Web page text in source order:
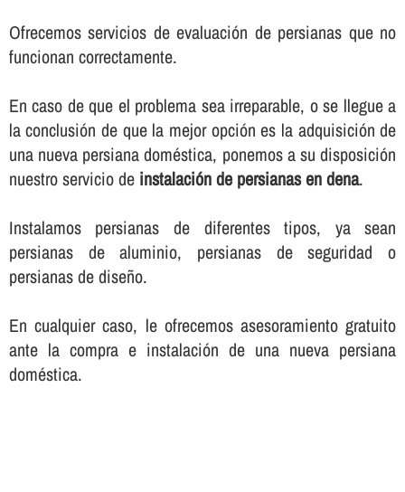
Ofrecemos servicios de evaluación de persianas que no
funcionan correctamente.
En caso de que el problema sea irreparable, o se llegue a
la conclusión de que la mejor opción es la adquisición de
una nueva persiana doméstica, ponemos a su disposición
nuestro servicio de instalación de persianas en dena.
Instalamos persianas de diferentes tipos, ya sean
persianas de aluminio, persianas de seguridad o
persianas de diseño.
En cualquier caso, le ofrecemos asesoramiento gratuito
ante la compra e instalación de una nueva persiana
doméstica.